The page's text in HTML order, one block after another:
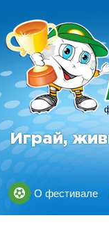
Играй,
О фестивале